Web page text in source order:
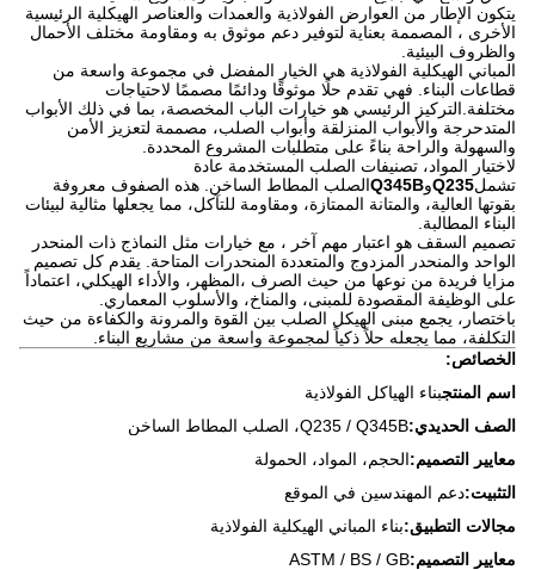
يتكون الإطار من العوارض الفولاذية والعمدات والعناصر الهيكلية الرئيسية
الأخرى ، المصممة بعناية لتوفير دعم موثوق به ومقاومة مختلف الأحمال
والظروف البيئية.
المباني الهيكلية الفولاذية هي الخيار المفضل في مجموعة واسعة من
قطاعات البناء. فهي تقدم حلًا موثوقًا ودائمًا مصممًا لاحتياجات
مختلفة.التركيز الرئيسي هو خيارات الباب المخصصة، بما في ذلك الأبواب
المتدحرجة والأبواب المنزلقة وأبواب الصلب، مصممة لتعزيز الأمن
والسهولة والراحة بناءً على متطلبات المشروع المحددة.
لاختيار المواد، تصنيفات الصلب المستخدمة عادة
تشملQ235وQ345Bالصلب المطاط الساخن. هذه الصفوف معروفة
بقوتها العالية، والمتانة الممتازة، ومقاومة للتآكل، مما يجعلها مثالية لبيئات
البناء المطالبة.
تصميم السقف هو اعتبار مهم آخر ، مع خيارات مثل النماذج ذات المنحدر
الواحد والمنحدر المزدوج والمتعددة المنحدرات المتاحة. يقدم كل تصميم
مزايا فريدة من نوعها من حيث الصرف ،المظهر، والأداء الهيكلي، اعتماداً
على الوظيفة المقصودة للمبنى، والمناخ، والأسلوب المعماري.
باختصار، يجمع مبنى الهيكل الصلب بين القوة والمرونة والكفاءة من حيث
التكلفة، مما يجعله حلاً ذكياً لمجموعة واسعة من مشاريع البناء.
الخصائص:
اسم المنتجبناء الهياكل الفولاذية
الصف الحديدي:Q235 / Q345B، الصلب المطاط الساخن
معايير التصميم:الحجم، المواد، الحمولة
التثبيت:دعم المهندسين في الموقع
مجالات التطبيق:بناء المباني الهيكلية الفولاذية
معايير التصميم:ASTM / BS / GB